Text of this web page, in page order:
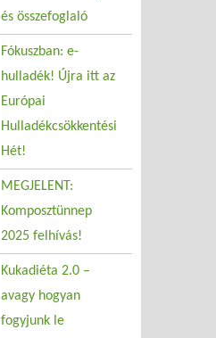
és összefoglaló
Fókuszban: e-
hulladék! Újra itt az
Európai
Hulladékcsökkentési
Hét!
MEGJELENT:
Komposztünnep
2025 felhívás!
Kukadiéta 2.0 –
avagy hogyan
fogyjunk le